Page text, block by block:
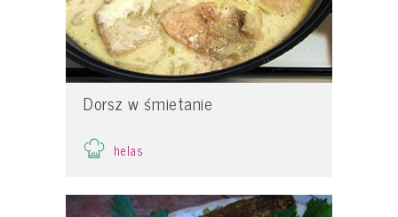
Dorsz w śmietanie
helas